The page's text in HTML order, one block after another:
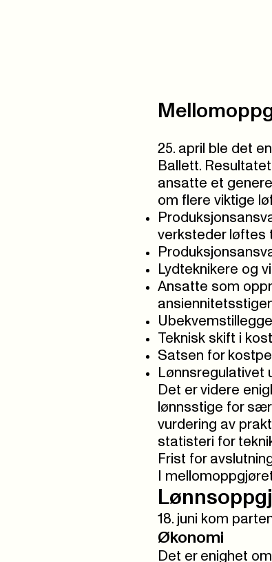
25. april ble det
Ballett.
ansatte et
om flere viktige
verksteder løftes
Lydteknikere og
Ansatte som
Teknisk skift i
Satsen for
Lønnsregulativet
Det er videre
lønnsstige for
vurdering av
statisteri for
Frist for
I
18. juni kom
Økonomi
Det er enighet